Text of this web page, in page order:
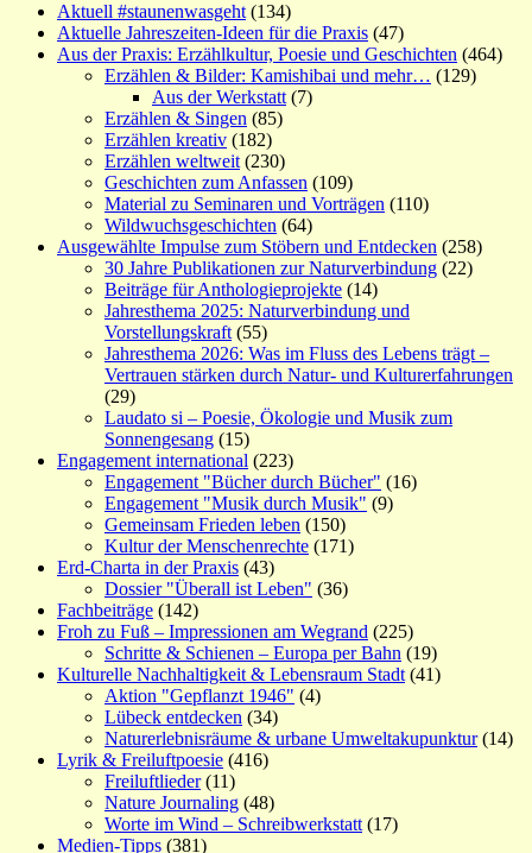
Aktuell #staunenwasgeht (134)
Aktuelle Jahreszeiten-Ideen für die Praxis (47)
Aus der Praxis: Erzählkultur, Poesie und Geschichten (464)
Erzählen & Bilder: Kamishibai und mehr… (129)
Aus der Werkstatt (7)
Erzählen & Singen (85)
Erzählen kreativ (182)
Erzählen weltweit (230)
Geschichten zum Anfassen (109)
Material zu Seminaren und Vorträgen (110)
Wildwuchsgeschichten (64)
Ausgewählte Impulse zum Stöbern und Entdecken (258)
30 Jahre Publikationen zur Naturverbindung (22)
Beiträge für Anthologieprojekte (14)
Jahresthema 2025: Naturverbindung und
Vorstellungskraft (55)
Jahresthema 2026: Was im Fluss des Lebens trägt –
Vertrauen stärken durch Natur- und Kulturerfahrungen
(29)
Laudato si – Poesie, Ökologie und Musik zum
Sonnengesang (15)
Engagement international (223)
Engagement "Bücher durch Bücher" (16)
Engagement "Musik durch Musik" (9)
Gemeinsam Frieden leben (150)
Kultur der Menschenrechte (171)
Erd-Charta in der Praxis (43)
Dossier "Überall ist Leben" (36)
Fachbeiträge (142)
Froh zu Fuß – Impressionen am Wegrand (225)
Schritte & Schienen – Europa per Bahn (19)
Kulturelle Nachhaltigkeit & Lebensraum Stadt (41)
Aktion "Gepflanzt 1946" (4)
Lübeck entdecken (34)
Naturerlebnisräume & urbane Umweltakupunktur(14)
Lyrik & Freiluftpoesie (416)
Freiluftlieder(11)
Nature Journaling (48)
Worte im Wind – Schreibwerkstatt (17)
Medien-Tipps (381)